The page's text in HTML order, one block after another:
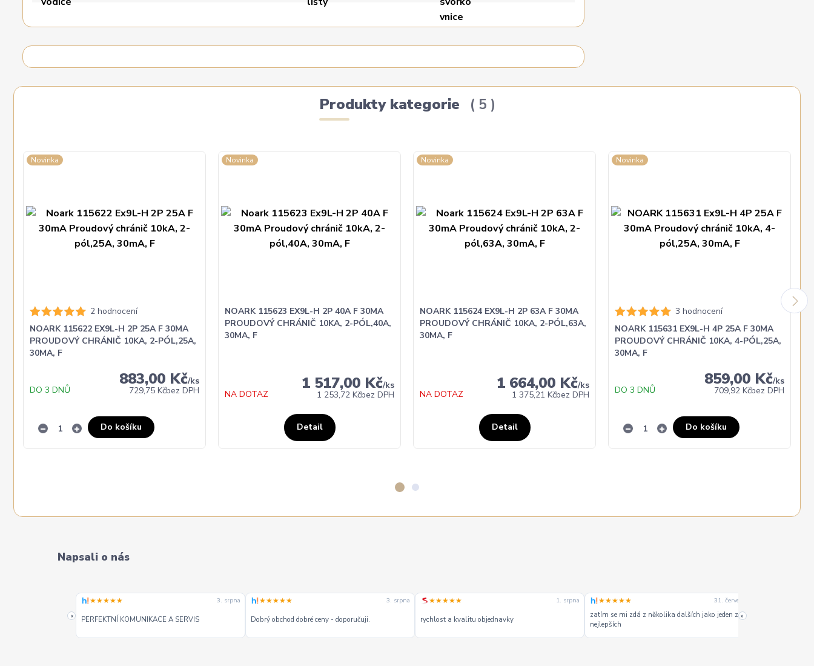
Produkty kategorie 5
Novinka
2 hodnocení
NOARK 115622 EX9L-H 2P 25A F 30MA
PROUDOVÝ CHRÁNIČ 10KA, 2-PÓL,25A,
30MA, F
883,00 Kč/ks
729,75 Kčbez DPH
DO 3 DNŮ
Do košíku
Novinka
NOARK 115623 EX9L-H 2P 40A F 30MA
PROUDOVÝ CHRÁNIČ 10KA, 2-PÓL,40A,
30MA, F
1 517,00 Kč/ks
1 253,72 Kčbez DPH
NA DOTAZ
Detail
Novinka
NOARK 115624 EX9L-H 2P 63A F 30MA
PROUDOVÝ CHRÁNIČ 10KA, 2-PÓL,63A,
30MA, F
1 664,00 Kč/ks
1 375,21 Kčbez DPH
NA DOTAZ
Detail
Novinka
3 hodnocení
NOARK 115631 EX9L-H 4P 25A F 30MA
PROUDOVÝ CHRÁNIČ 10KA, 4-PÓL,25A,
30MA, F
859,00 Kč/ks
709,92 Kčbez DPH
DO 3 DNŮ
Do košíku
Napsali o nás
«
★★★★★ 31. července
Výborná komunikace, ochota poradit a
hlavně rychlé dodání. 👍👌
★★★★★ 27. července
Opravdu široký výbě a většina skladem.
★★★★★ 27. července
Naprostá spokojenost, rychle doruceni,
ochota,
★★★★★ 17. července
Napoprvé dobré . »